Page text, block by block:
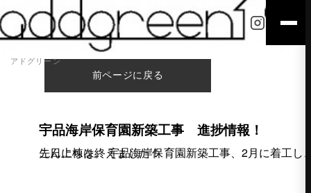
アドグリーン
前ページに戻る
宇品海岸保育園新築工事 進捗情報！
こんにちは。 宇品海岸保育園新築工事、2月に着工し、 先日上棟を終えました！